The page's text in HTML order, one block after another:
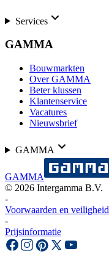
Services
GAMMA
Bouwmarkten
Over GAMMA
Beter klussen
Klantenservice
Vacatures
Nieuwsbrief
GAMMA
GAMMA
© 2026 Intergamma B.V.
-
Voorwaarden en veiligheid
-
Prijsinformatie